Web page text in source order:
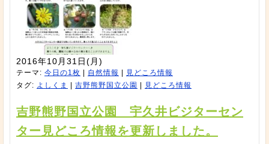
2016年10月31日(月)
テーマ: 今日の1枚 自然情報
見どころ情報
タグ: よしくま 吉野熊野国立公園 見どころ情報
吉野熊野国立公園 宇久井ビジターセン
ター見どころ情報を更新しました。